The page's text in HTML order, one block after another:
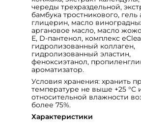
череды трехраздельной,
бамбука тростникового, гель
глицерин, масло
аргановое масло, масло
Е, D-пантенол, комплекс
гидролизованный коллаген,
гидролизованный эластин,
феноксиэтанол,
ароматизатор.
Условия хранения: хранить
температуре не выше +25 °C
относительной влажности
более 75%.
Характеристики